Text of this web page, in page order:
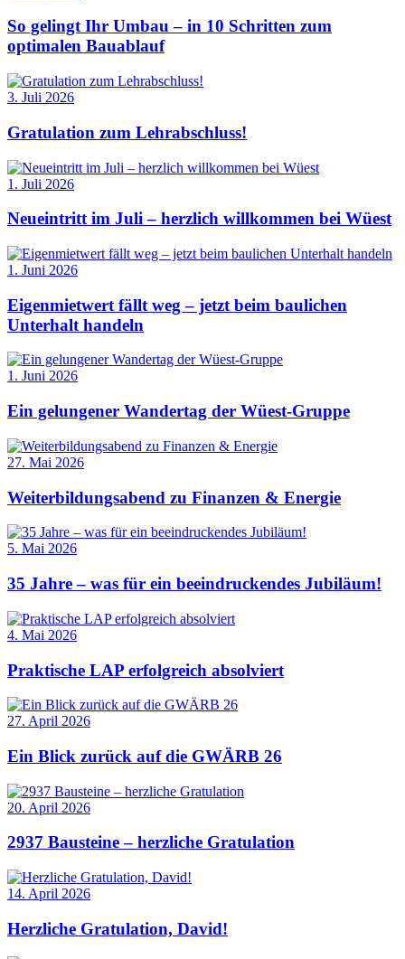
So gelingt Ihr Umbau – in 10 Schritten zum
optimalen Bauablauf
3. Juli 2026
Gratulation zum Lehrabschluss!
1. Juli 2026
Neueintritt im Juli – herzlich willkommen bei Wüest
1. Juni 2026
Eigenmietwert fällt weg – jetzt beim baulichen
Unterhalt handeln
1. Juni 2026
Ein gelungener Wandertag der Wüest-Gruppe
27. Mai 2026
Weiterbildungsabend zu Finanzen & Energie
5. Mai 2026
35 Jahre – was für ein beeindruckendes Jubiläum!
4. Mai 2026
Praktische LAP erfolgreich absolviert
27. April 2026
Ein Blick zurück auf die GWÄRB 26
20. April 2026
2937 Bausteine – herzliche Gratulation
14. April 2026
Herzliche Gratulation, David!